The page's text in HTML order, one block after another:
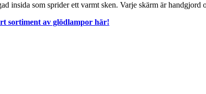
som sprider ett varmt sken. Varje skärm är handgjord
sortiment av glödlampor här!